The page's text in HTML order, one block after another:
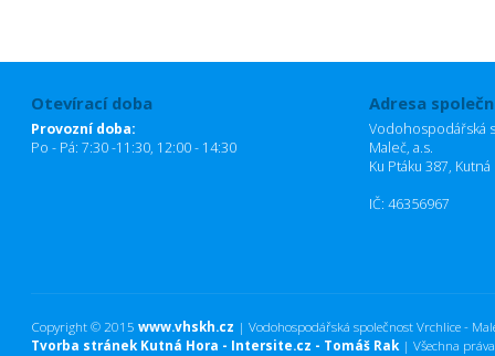
Otevírací doba
Provozní doba:
Po - Pá: 7:30 -11:30, 12:00 - 14:30
Adresa
Vodohospodářská
Maleč, a.s.
Ku Ptáku 387,
IČ: 46356967
Copyright © 2015 www.vhskh.cz | Vodohospodářská společnost Vrchlice -
Tvorba stránek Kutná Hora - Intersite.cz - Tomáš Rak | Všechna